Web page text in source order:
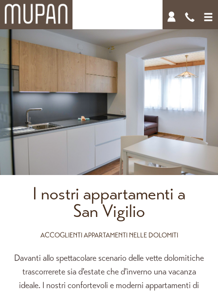
I nostri appartamenti a
San Vigilio
ACCOGLIENTI APPARTAMENTI NELLE DOLOMITI
Davanti allo spettacolare scenario delle vette dolomitiche
trascorrerete sia d'estate che d'inverno una vacanza
ideale. I nostri confortevoli e moderni appartamenti di